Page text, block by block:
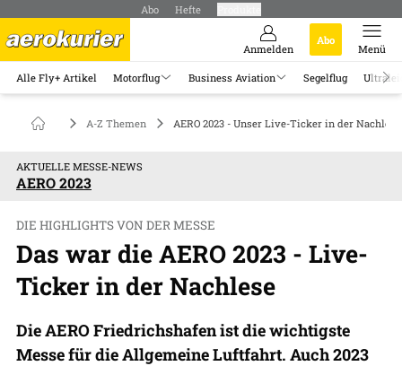
Abo Hefte
Anmelden
Abo
Menü
Alle Fly+ Artikel Motorflug Business Aviation Segelflug
A-Z Themen AERO 2023 - Unser Live-Ticker in der Nachlese
AKTUELLE MESSE-NEWS
AERO 2023
DIE HIGHLIGHTS VON DER MESSE
Das war die AERO 2023 - Live-
Ticker in der Nachlese
Die AERO Friedrichshafen ist die wichtigste
Messe für die Allgemeine Luftfahrt. Auch 2023